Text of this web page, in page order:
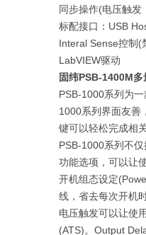
同步操作(电压触
标配接口：USB
Interal Sense控制(
LabVIEW驱动
固纬PSB-1400M
PSB-1000系列为
1000系列界面友善
键可以轻松完成相
PSB-1000系列不
功能选项，可以让
开机组态设定
线，省去每次开机
电压触发可以让使
(ATS)。Output